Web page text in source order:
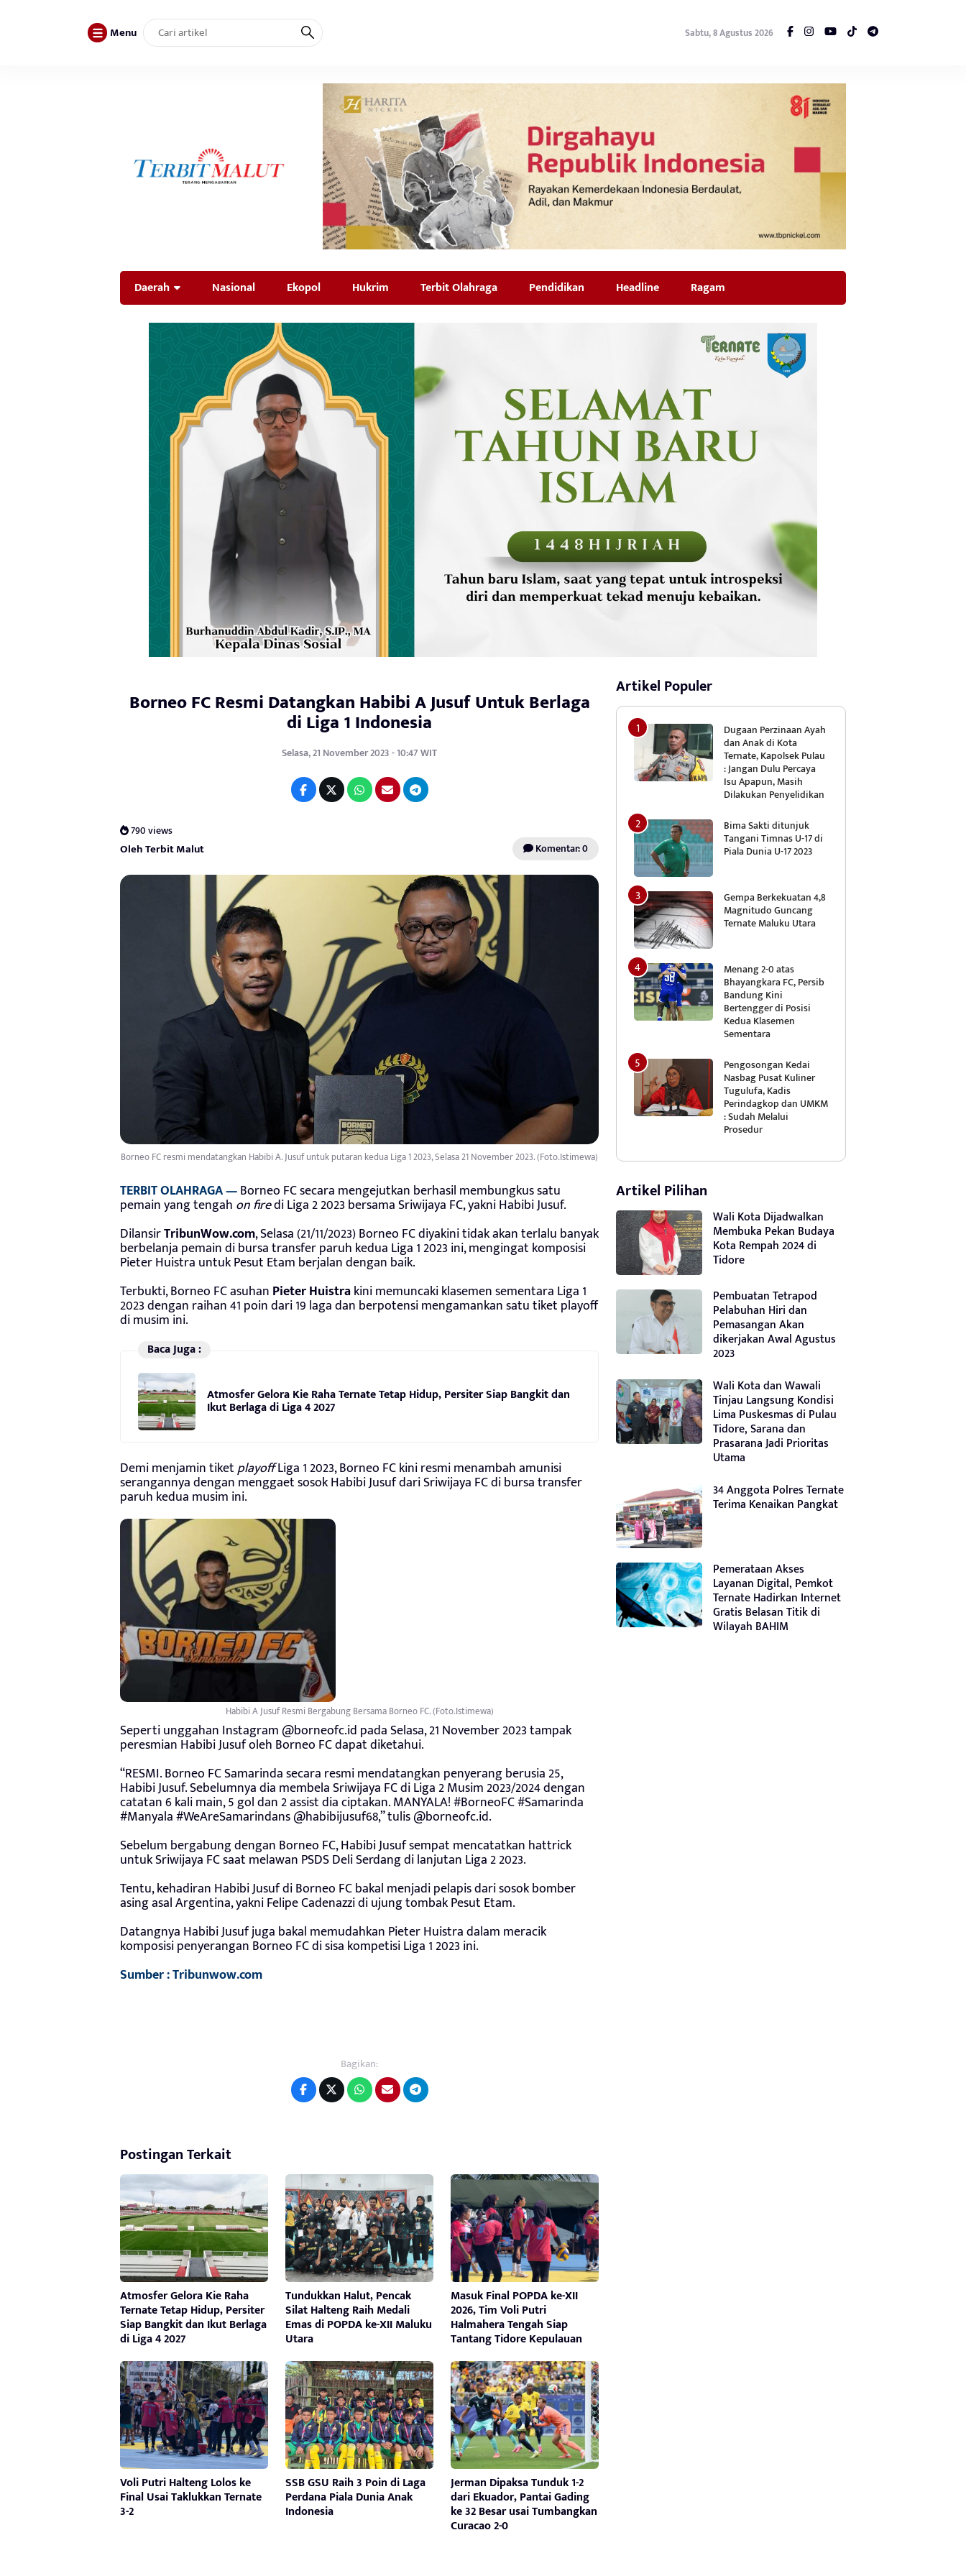
Menu Sabtu, 8 Agustus 2026
Daerah Nasional Ekopol Hukrim Terbit Olahraga Pendidikan Headline Ragam
Borneo FC Resmi Datangkan Habibi A Jusuf Untuk Berlaga
di Liga 1 Indonesia
Selasa, 21 November 2023 - 10:47 WIT
790 views
Oleh Terbit Malut Komentar: 0
Borneo FC resmi mendatangkan Habibi A. Jusuf untuk putaran kedua Liga 1 2023, Selasa 21 November 2023. (Foto.Istimewa)
TERBIT OLAHRAGA —Borneo FC secara mengejutkan berhasil membungkus satu
pemain yang tengah on firedi Liga 2 2023 bersama Sriwijaya FC, yakni Habibi Jusuf.
DilansirTribunWow.com, Selasa (21/11/2023) Borneo FC diyakini tidak akan terlalu banyak
berbelanja pemain di bursa transfer paruh kedua Liga 1 2023 ini, mengingat komposisi
Pieter Huistra untuk Pesut Etam berjalan dengan baik.
Terbukti, Borneo FC asuhan Pieter Huistrakini memuncaki klasemen sementara Liga 1
2023 dengan raihan 41 poin dari 19 laga dan berpotensi mengamankan satu tiket playoff
di musim ini.
Baca Juga :
Atmosfer Gelora Kie Raha Ternate Tetap Hidup, Persiter Siap Bangkit dan
Ikut Berlaga di Liga 4 2027
Demi menjamin tiketplayoffLiga 1 2023, Borneo FC kini resmi menambah amunisi
serangannya dengan menggaet sosok Habibi Jusuf dari Sriwijaya FC di bursa transfer
paruh kedua musim ini.
Habibi A Jusuf Resmi Bergabung Bersama Borneo FC. (Foto.Istimewa)
Seperti unggahan Instagram @borneofc.id pada Selasa, 21 November 2023 tampak
peresmian Habibi Jusuf oleh Borneo FC dapat diketahui.
“RESMI. Borneo FC Samarinda secara resmi mendatangkan penyerang berusia 25,
Habibi Jusuf. Sebelumnya dia membela Sriwijaya FC di Liga 2 Musim 2023/2024 dengan
catatan 6 kali main, 5 gol dan 2 assist dia ciptakan. MANYALA! #BorneoFC #Samarinda
#Manyala #WeAreSamarindans @habibijusuf68,” tulis @borneofc.id.
Sebelum bergabung dengan Borneo FC, Habibi Jusuf sempat mencatatkan hattrick
untuk Sriwijaya FC saat melawan PSDS Deli Serdang di lanjutan Liga 2 2023.
Tentu, kehadiran Habibi Jusuf di Borneo FC bakal menjadi pelapis dari sosok bomber
asing asal Argentina, yakni Felipe Cadenazzi di ujung tombak Pesut Etam.
Datangnya Habibi Jusuf juga bakal memudahkan Pieter Huistra dalam meracik
komposisi penyerangan Borneo FC di sisa kompetisi Liga 1 2023 ini.
Sumber : Tribunwow.com
Bagikan:
Postingan Terkait
Atmosfer Gelora Kie Raha
Ternate Tetap Hidup, Persiter
Siap Bangkit dan Ikut Berlaga
di Liga 4 2027
Tundukkan Halut, Pencak
Silat Halteng Raih Medali
Emas di POPDA ke-XII Maluku
Utara
Masuk Final POPDA ke-XII
2026, Tim Voli Putri
Halmahera Tengah Siap
Tantang Tidore Kepulauan
Voli Putri Halteng Lolos ke
Final Usai Taklukkan Ternate
3-2
SSB GSU Raih 3 Poin di Laga
Perdana Piala Dunia Anak
Indonesia
Jerman Dipaksa Tunduk 1-2
dari Ekuador, Pantai Gading
ke 32 Besar usai Tumbangkan
Curacao 2-0
Artikel Populer
Dugaan Perzinaan Ayah
dan Anak di Kota
Ternate, Kapolsek Pulau
: Jangan Dulu Percaya
Isu Apapun, Masih
Dilakukan Penyelidikan
Bima Sakti ditunjuk
Tangani Timnas U-17 di
Piala Dunia U-17 2023
Gempa Berkekuatan 4,8
Magnitudo Guncang
Ternate Maluku Utara
Menang 2-0 atas
Bhayangkara FC, Persib
Bandung Kini
Bertengger di Posisi
Kedua Klasemen
Sementara
Pengosongan Kedai
Nasbag Pusat Kuliner
Tugulufa, Kadis
Perindagkop dan UMKM
: Sudah Melalui
Prosedur
Artikel Pilihan
Wali Kota Dijadwalkan
Membuka Pekan Budaya
Kota Rempah 2024 di
Tidore
Pembuatan Tetrapod
Pelabuhan Hiri dan
Pemasangan Akan
dikerjakan Awal Agustus
2023
Wali Kota dan Wawali
Tinjau Langsung Kondisi
Lima Puskesmas di Pulau
Tidore, Sarana dan
Prasarana Jadi Prioritas
Utama
34 Anggota Polres Ternate
Terima Kenaikan Pangkat
Pemerataan Akses
Layanan Digital, Pemkot
Ternate Hadirkan Internet
Gratis Belasan Titik di
Wilayah BAHIM